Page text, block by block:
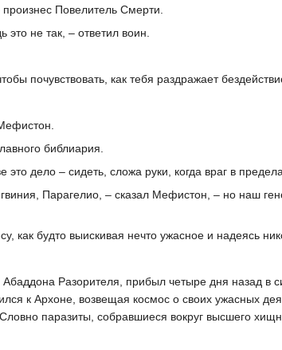
Повелитель Смерти.
не так, – ответил воин.
почувствовать, как тебя раздражает
библиария.
дело – сидеть, сложа руки, когда враг в
Парагелио, – сказал Мефистон, – но наш
как будто выискивая нечто ужасное и надеясь
Разорителя, прибыл четыре дня назад в
к Архоне, возвещая космос о своих ужасных
паразиты, собравшиеся вокруг высшего